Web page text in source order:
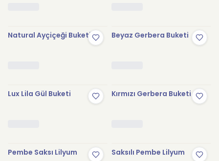
Natural Ayçiçeği Buketi Beyaz Gerbera Buketi
Lux Lila Gül Buketi Kırmızı Gerbera Buketi
Pembe Saksı Lilyum Saksılı Pembe Lilyum